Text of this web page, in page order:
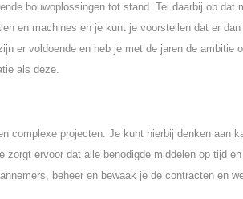
bouwoplossingen tot stand. Tel daarbij op
en machines en je kunt je voorstellen dat er
er voldoende en heb je met de jaren de ambitie
als deze.
complexe projecten. Je kunt hierbij denken aan
zorgt ervoor dat alle benodigde middelen op tijd
beheer en bewaak je de contracten en